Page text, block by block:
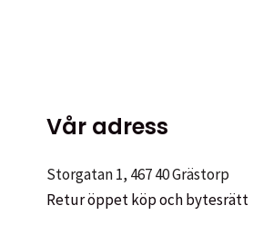
Vår adress
Storgatan 1, 467 40 Grästorp
Retur öppet köp och bytesrätt